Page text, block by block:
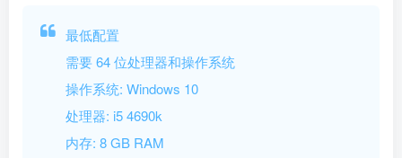
最低配置
需要 64 位处理器和操作系统
操作系统: Windows 10
处理器: i5 4690k
内存: 8 GB RAM